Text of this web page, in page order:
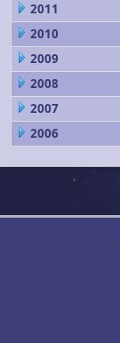
2011
2010
2009
2008
2007
2006